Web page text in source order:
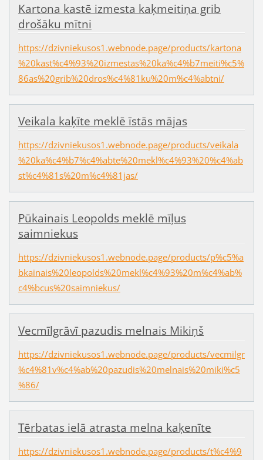
Kartona kastē izmesta kaķmeitiņa grib
drošāku mītni
https://dzivniekusos1.webnode.page/products/kartona
%20kast%c4%93%20izmestas%20ka%c4%b7meiti%c5%
86as%20grib%20dros%c4%81ku%20m%c4%abtni/
Veikala kaķīte meklē īstās mājas
https://dzivniekusos1.webnode.page/products/veikala
%20ka%c4%b7%c4%abte%20mekl%c4%93%20%c4%ab
st%c4%81s%20m%c4%81jas/
Pūkainais Leopolds meklē mīļus
saimniekus
https://dzivniekusos1.webnode.page/products/p%c5%a
bkainais%20leopolds%20mekl%c4%93%20m%c4%ab%
c4%bcus%20saimniekus/
Vecmīlgrāvī pazudis melnais Mikiņš
https://dzivniekusos1.webnode.page/products/vecmilgr
%c4%81v%c4%ab%20pazudis%20melnais%20miki%c5
%86/
Tērbatas ielā atrasta melna kaķenīte
https://dzivniekusos1.webnode.page/products/t%c4%9